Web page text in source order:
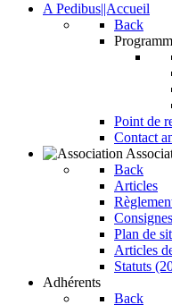
A Pedibus||Accueil
Back
Point de
Contact
Back
Articles
Plan de
Articles
Statuts
Adhérents
Back